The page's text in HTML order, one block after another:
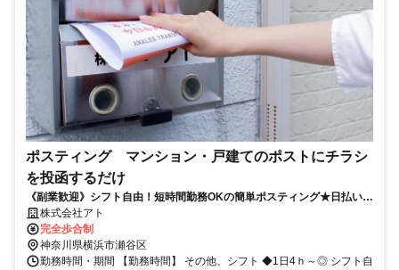
ポスティング マンション・戸建てのポストにチラシ
を投函するだけ
《副業歓迎》シフト自由！短時間勤務OKの簡単ポスティング★日払い
(規定有)・フリーター主婦(主夫)シニア活躍！
株式会社アト
完全歩合制
神奈川県横浜市瀬谷区
勤務時間・期間 【勤務時間】 その他、シフト ◆1日4ｈ～◎ シフト自